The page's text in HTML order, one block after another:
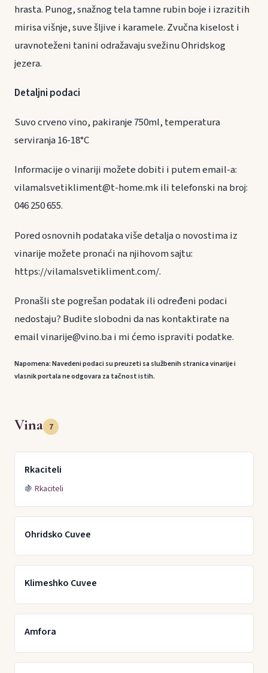
hrasta. Punog, snažnog tela tamne rubin boje i izrazitih
mirisa višnje, suve šljive i karamele. Zvučna kiselost i
uravnoteženi tanini odražavaju svežinu Ohridskog
jezera.
Detaljni podaci
Suvo crveno vino, pakiranje 750ml, temperatura
serviranja 16-18°C
Informacije o vinariji možete dobiti i putem email-a:
vilamalsvetikliment@t-home.mk ili telefonski na broj:
046 250 655.
Pored osnovnih podataka više detalja o novostima iz
vinarije možete pronaći na njihovom sajtu:
https://vilamalsvetikliment.com/.
Pronašli ste pogrešan podatak ili određeni podaci
nedostaju? Budite slobodni da nas kontaktirate na
email vinarije@vino.ba i mi ćemo ispraviti podatke.
Napomena: Navedeni podaci su preuzeti sa službenih stranica vinarije i
vlasnik portala ne odgovara za tačnost istih.
Vina 7
Rkaciteli
🍇 Rkaciteli
Ohridsko Cuvee
Klimeshko Cuvee
Amfora